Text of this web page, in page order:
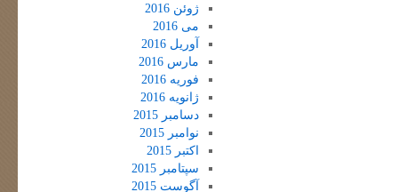
ژوئن 2016
می 2016
آوریل 2016
مارس 2016
فوریه 2016
ژانویه 2016
دسامبر 2015
نوامبر 2015
اکتبر 2015
سپتامبر 2015
آگوست 2015